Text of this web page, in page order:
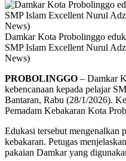
Damkar Kota Probolinggo
SMP Islam Excellent Nurul
News)
PROBOLINGGO – Damkar
kebencanaan kepada pelajar
Bantaran, Rabu (28/1/2026).
Pemadam Kebakaran Kota
Edukasi tersebut mengenalkan
kebakaran. Petugas
pakaian Damkar yang